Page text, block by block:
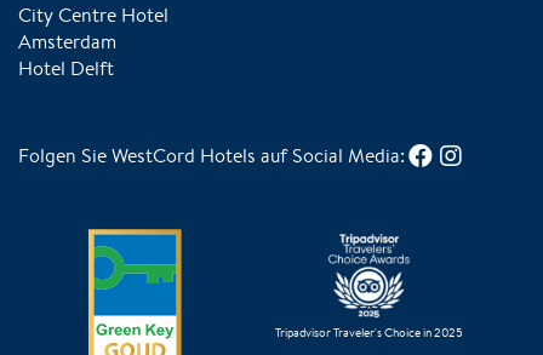
City Centre Hotel
Amsterdam
Hotel Delft
Folgen Sie WestCord Hotels auf Social Media:
Tripadvisor Traveler's Choice in 2025